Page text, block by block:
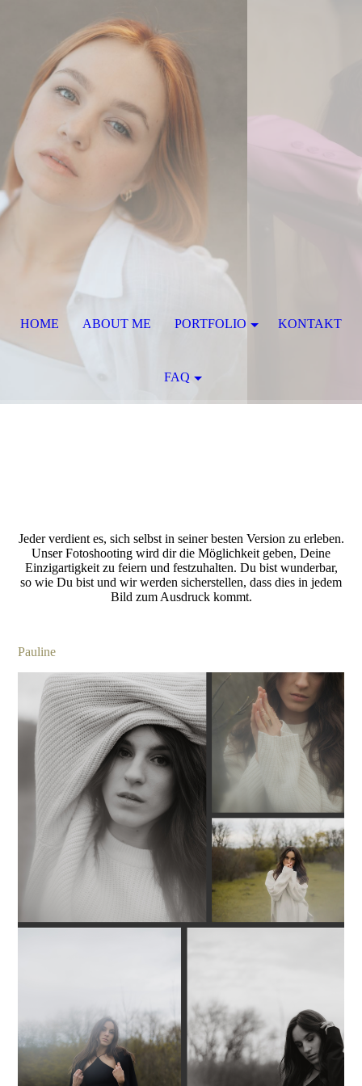
Jeder verdient es, sich selbst in seiner besten Version zu erleben.
Unser Fotoshooting wird dir die Möglichkeit geben, Deine
Einzigartigkeit zu feiern und festzuhalten. Du bist wunderbar,
so wie Du bist und wir werden sicherstellen, dass dies in jedem
Bild zum Ausdruck kommt.
Pauline
HOME ABOUT ME PORTFOLIO KONTAKT
FAQ